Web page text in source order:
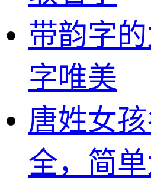
带韵字
字唯美
唐姓女
全，简